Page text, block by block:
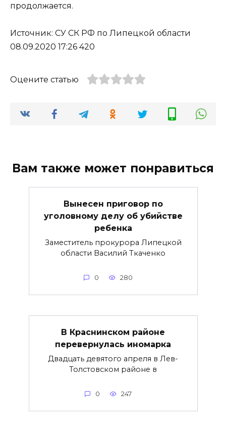
продолжается.
Источник: СУ СК РФ по Липецкой области
08.09.2020 17:26 420
Оцените статью
Вам также может понравиться
Вынесен приговор по
уголовному делу об убийстве
ребенка
Заместитель прокурора Липецкой
области Василий Ткаченко
0 280
В Краснинском районе
перевернулась иномарка
Двадцать девятого апреля в Лев-
Толстовском районе в
0 247